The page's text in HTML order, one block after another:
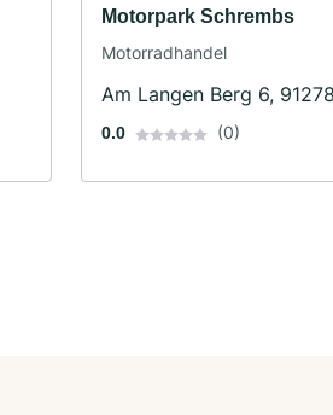
Motorpark Schrembs
Motorradhandel
Am Langen Berg 6,
0.0 (0)